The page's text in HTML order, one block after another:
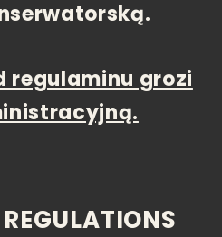
regulaminu grozi